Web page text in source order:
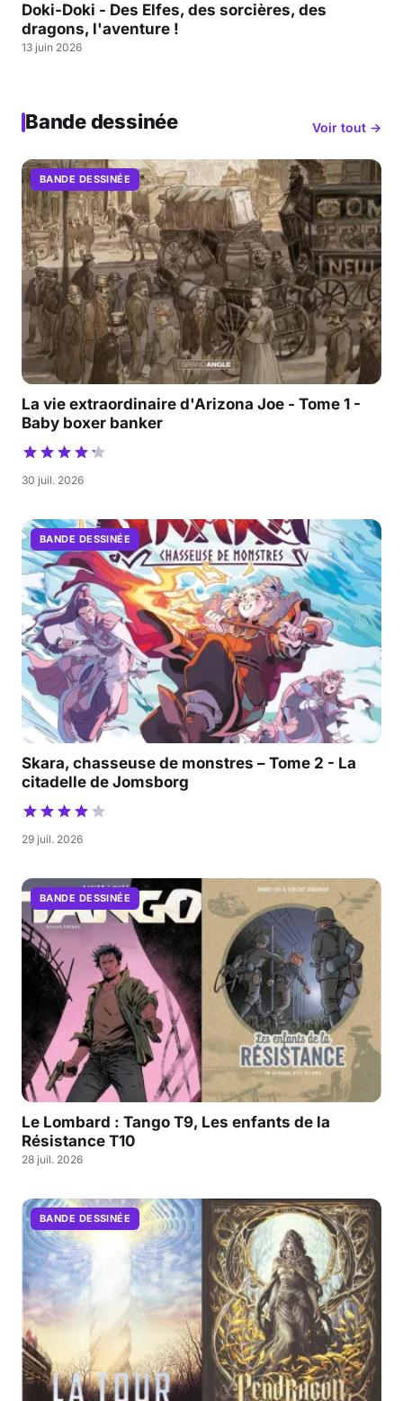
Doki-Doki - Des Elfes, des sorcières, des
dragons, l'aventure !
13 juin 2026
Bande dessinée Voir tout →
BANDE DESSINÉE
La vie extraordinaire d'Arizona Joe - Tome 1 -
Baby boxer banker
30 juil. 2026
BANDE DESSINÉE
Skara, chasseuse de monstres – Tome 2 - La
citadelle de Jomsborg
29 juil. 2026
BANDE DESSINÉE
Le Lombard : Tango T9, Les enfants de la
Résistance T10
28 juil. 2026
BANDE DESSINÉE